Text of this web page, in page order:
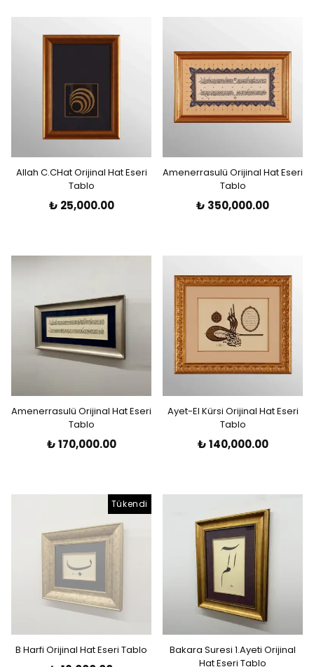
Allah C.CHat Orijinal Hat Eseri
Tablo
₺ 25,000.00
Amenerrasulü Orijinal Hat Eseri
Tablo
₺ 350,000.00
Amenerrasulü Orijinal Hat Eseri
Tablo
₺ 170,000.00
Ayet-El Kürsi Orijinal Hat Eseri
Tablo
₺ 140,000.00
Tükendi
B Harfi Orijinal Hat Eseri Tablo
Bakara Suresi 1.Ayeti Orijinal
Hat Eseri Tablo